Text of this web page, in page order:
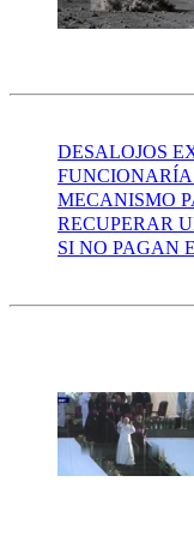
DESALOJOS
MECANISMO
RECUPERAR
SI NO PAGAN